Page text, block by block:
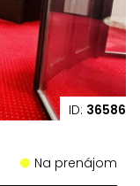
ID: 36586
Na prenájom